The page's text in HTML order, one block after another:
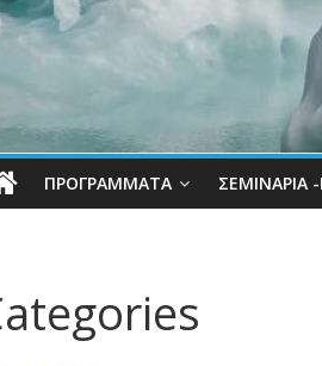
ΠΡΟΓΡΆΜΜΑΤΑ ΣΕΜΙΝΑΡΙΑ